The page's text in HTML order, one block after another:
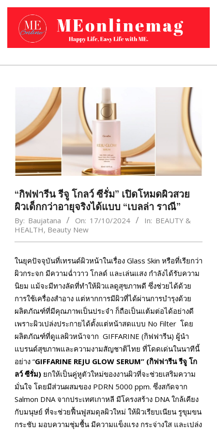
Skip
content
Primary
“กิฟฟารีน รีจู โกลว์ ซีรั่ม” เปิดโหมดผิวสวย
ผิวเด็กกว่าอายุจริงได้แบบ “เบลล่า ราณี”
By: Baujatana On: 17/10/2024 In: BEAUTY &
HEALTH, Beauty New
ในยุคปัจจุบันที่เทรนด์ผิวหน้าในเรื่อง Glass Skin หรือที่เรียกว่า
ผิวกระจก มีความฉ่ำวาว โกลด์ และเล่นแสง กำลังได้รับความ
นิยม แม้จะมีทางลัดที่ทำให้ผิวแลดูสุขภาพดี ซึ่งช่วยได้ด้วย
การใช้เครื่องสำอาง แต่หากการมีผิวที่ได้ผ่านการบำรุงด้วย
ผลิตภัณฑ์ที่มีคุณภาพเป็นประจำ ก็ถือเป็นแต้มต่อได้อย่างดี
เพราะผิวเปล่งประกายได้ตั้งแต่หน้าสดแบบ No Filter โดย
ผลิตภัณฑ์ที่ดูแลผิวหน้าจาก GIFFARINE (กิฟฟารีน) ผู้นำ
แบรนด์สุขภาพและความงามสัญชาติไทย ที่โดดเด่นในนาทีนี้
อย่าง “GIFFARINE REJU GLOW SERUM” (กิฟฟารีน รีจู โก
ลว์ ซีรั่ม) ยกให้เป็นคู่หูตัวใหม่ของงานผิวที่จะช่วยเสริมความ
มั่นใจ โดยมีส่วนผสมของ PDRN 5000 ppm. ซึ่งสกัดจาก
Salmon DNA จากประเทศเกาหลี มีโครงสร้าง DNA ใกล้เคียง
กับมนุษย์ ที่จะช่วยฟื้นฟูสมดุลผิวใหม่ ให้ผิวเรียบเนียน รูขุมขน
กระชับ มอบความชุ่มชื้น มีความแข็งแรง กระจ่างใส และเปล่ง